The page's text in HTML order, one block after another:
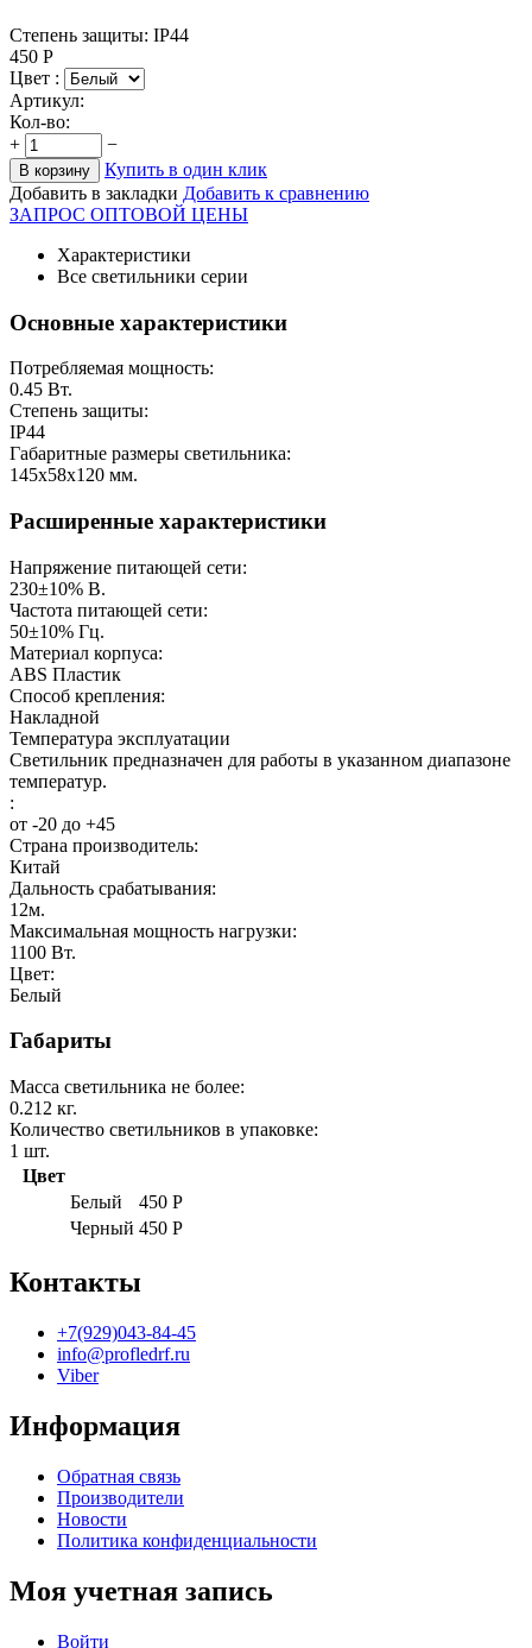
Степень защиты: IP44
450 Р
Цвет :
Артикул:
Кол-во:
+
−
В корзину
Купить в один клик
Добавить в закладки Добавить к сравнению
ЗАПРОС ОПТОВОЙ ЦЕНЫ
Характеристики
Все светильники серии
Основные характеристики
Потребляемая мощность:
0.45 Вт.
Степень защиты:
IP44
Габаритные размеры светильника:
145х58х120 мм.
Расширенные характеристики
Напряжение питающей сети:
230±10% В.
Частота питающей сети:
50±10% Гц.
Материал корпуса:
ABS Пластик
Способ крепления:
Накладной
Температура эксплуатации
Светильник предназначен для работы в указанном диапазоне
температур.
:
от -20 до +45
Страна производитель:
Китай
Дальность срабатывания:
12м.
Максимальная мощность нагрузки:
1100 Вт.
Цвет:
Белый
Габариты
Масса светильника не более:
0.212 кг.
Количество светильников в упаковке:
1 шт.
Цвет
Белый
450 Р
Черный 450 Р
Контакты
+7(929)043-84-45
info@profledrf.ru
Viber
Информация
Обратная связь
Производители
Новости
Политика конфиденциальности
Моя учетная запись
Войти